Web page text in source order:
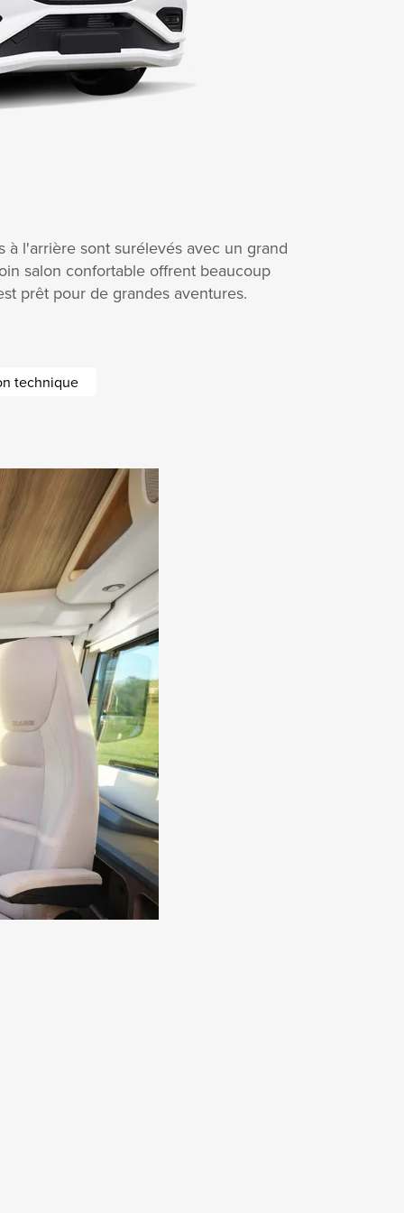
l'arrière sont surélevés avec un grand
salon confortable offrent beaucoup
prêt pour de grandes aventures.
technique